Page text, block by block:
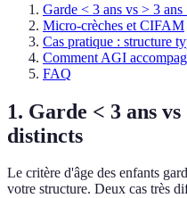
Garde < 3 ans vs > 3
Micro-crèches et CIFAM
Cas pratique : structure
Comment AGI
FAQ
1. Garde < 3 ans
distincts
Le critère d'âge des enfants
votre structure. Deux cas très